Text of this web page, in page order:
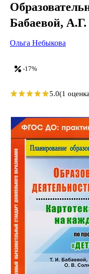
-17%
Бабаевой,
Ольга Небыкова
5.0(1